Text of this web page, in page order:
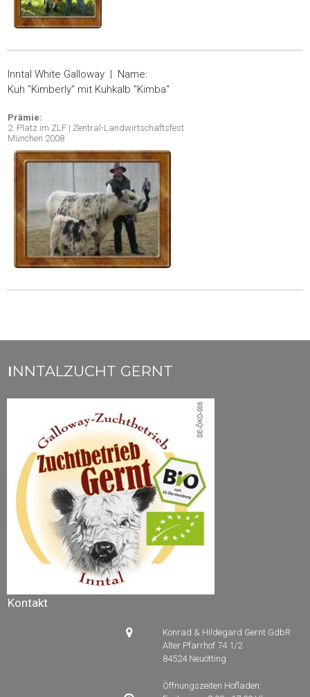
Inntal White Galloway | Name:
Kuh "Kimberly" mit Kuhkalb "Kimba"
Prämie:
2. Platz im ZLF | Zentral-Landwirtschaftsfest
München 2008
INNTALZUCHT GERNT
Kontakt

Konrad & Hildegard Gernt GdbR
Alter Pfarrhof 74 1/2
84524 Neuötting
Öffnungszeiten Hofladen: